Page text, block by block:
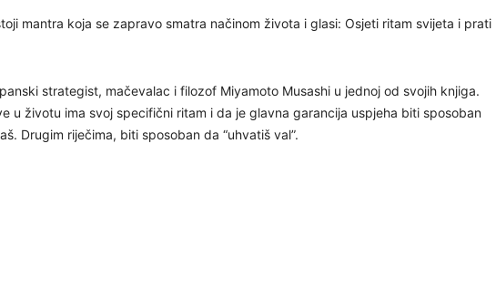
mantra koja se zapravo smatra načinom života i glasi: Osjeti ritam svijeta i prati
strategist, mačevalac i filozof Miyamoto Musashi u jednoj od svojih knjiga.
u životu ima svoj specifični ritam i da je glavna garancija uspjeha biti sposoban
Drugim riječima, biti sposoban da “uhvatiš val”.